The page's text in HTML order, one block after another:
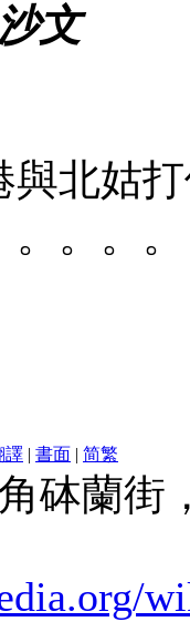
沙文
與北姑
。。。
譯 | 書面 | 简繁
砵蘭街